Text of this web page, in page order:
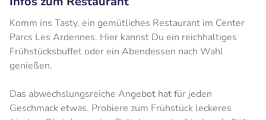
Komm ins Tasty, ein gemütliches Restaurant im Center
Parcs Les Ardennes. Hier kannst Du ein reichhaltiges
Frühstücksbuffet oder ein Abendessen nach Wahl
genießen.
Das abwechslungsreiche Angebot hat für jeden
Geschmack etwas. Probiere zum Frühstück leckeres